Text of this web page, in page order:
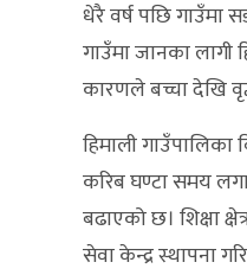
धेरै वर्ष पछि गाउँमा
गाउँमा जानका लागी
कारणले बच्चा देखि
हिमाली
करिब घण्टा समय
बढाएको छ। शिक्षा
सेवा केन्द्र स्थापना